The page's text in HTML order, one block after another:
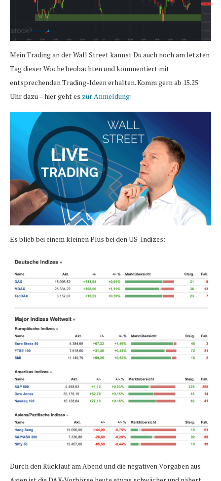
Mein Trading an der Wall Street kannst Du auch noch am letzten
Tag dieser Woche beobachten und kommentiert mit
entsprechenden Trading-Ideen erhalten. Komm gern ab 15.25
Uhr dazu – hier geht es zur Anmeldung:
Es blieb bei einem kleinen Plus bei den US-Indizes:
Durch den Rücklauf am Abend und die negativen Vorgaben aus